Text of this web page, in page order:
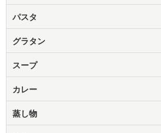
パスタ
グラタン
スープ
カレー
蒸し物